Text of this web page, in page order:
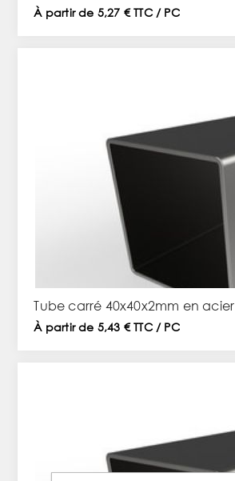
À partir de 5,27 € TTC / PC
Tube carré 40x40x2mm en acier
À partir de 5,43 € TTC / PC